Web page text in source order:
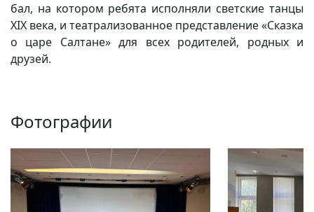
бал, на котором ребята исполняли светские танцы
XIX века, и театрализованное представление «Сказка
о царе Салтане» для всех родителей, родных и
друзей.
Фотографии